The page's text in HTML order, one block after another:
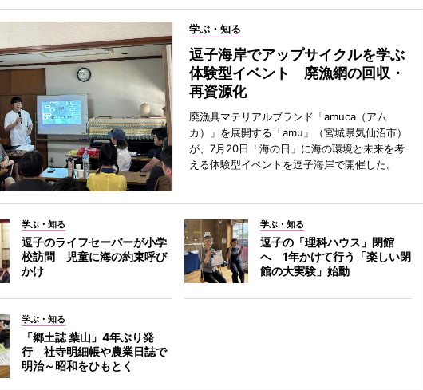
学ぶ・知る
逗子海岸でアップサイクルを学ぶ
体験型イベント 廃漁網の回収・
再資源化
廃漁具マテリアルブランド「amuca（アム
カ）」を展開する「amu」（宮城県気仙沼市）
が、7月20日「海の日」に海の環境と未来を考
える体験型イベントを逗子海岸で開催した。
学ぶ・知る
逗子のライフセーバーが小学
校訪問 児童に海の約束呼び
かけ
学ぶ・知る
逗子の「理科ハウス」閉館
へ 1年かけて行う「楽しい閉
館の大実験」始動
学ぶ・知る
「郷土誌 葉山」4年ぶり発
行 社寺明細帳や農業日誌で
明治～昭和をひもとく